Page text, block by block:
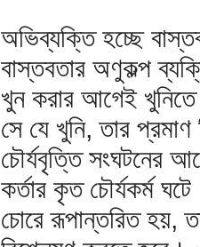
অভিব্যক্তি হচ্ছে
বাস্তবতার অণুকল্প
খুন করার আগেই
সে যে খুনি, তার প্রমাণ
চৌর্যবৃত্তি সংঘটনের
কর্তার কৃত চৌর্যকর্ম
চোরে রূপান্তরিত হয়,